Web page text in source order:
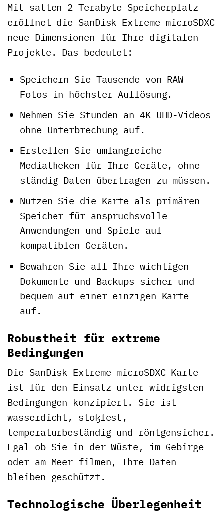
Mit satten 2 Terabyte Speicherplatz
eröffnet die SanDisk Extreme microSDXC
neue Dimensionen für Ihre digitalen
Projekte. Das bedeutet:
Speichern Sie Tausende von RAW-
Fotos in höchster Auflösung.
Nehmen Sie Stunden an 4K UHD-Videos
ohne Unterbrechung auf.
Erstellen Sie umfangreiche
Mediatheken für Ihre Geräte, ohne
ständig Daten übertragen zu müssen.
Nutzen Sie die Karte als primären
Speicher für anspruchsvolle
Anwendungen und Spiele auf
kompatiblen Geräten.
Bewahren Sie all Ihre wichtigen
Dokumente und Backups sicher und
bequem auf einer einzigen Karte
auf.
Robustheit für extreme
Bedingungen
Die SanDisk Extreme microSDXC-Karte
ist für den Einsatz unter widrigsten
Bedingungen konzipiert. Sie ist
wasserdicht, stoßfest,
temperaturbeständig und röntgensicher.
Egal ob Sie in der Wüste, im Gebirge
oder am Meer filmen, Ihre Daten
bleiben geschützt.
Technologische Überlegenheit